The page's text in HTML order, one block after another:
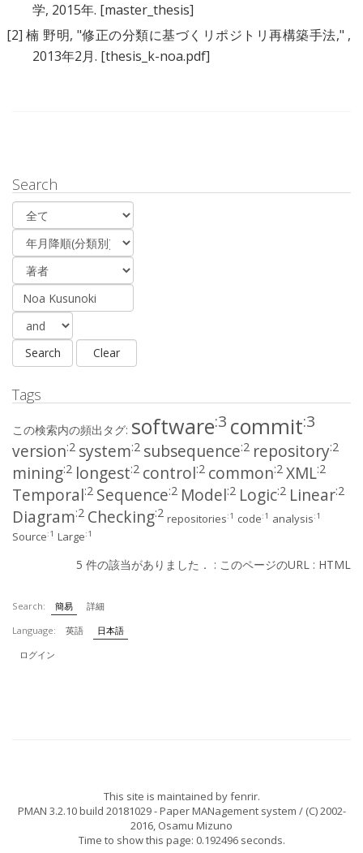
学, 2015年. [master_thesis]
[2] 楠 野明, "修正の分類に基づくリポジトリ再構築手法," ,
2013年2月. [thesis_k-noa.pdf]
Search
Tags
この検索内の頻出タグ: software:3 commit:3
version:2 system:2 subsequence:2 repository:2
mining:2 longest:2 control:2 common:2 XML:2
Temporal:2 Sequence:2 Model:2 Logic:2 Linear:2
Diagram:2 Checking:2 repositories:1 code:1 analysis:1
Source:1 Large:1
5 件の該当がありました． : このページのURL : HTML
Search: 簡易
詳細
Language:
英語
日本語
ログイン
This site is maintained byfenrir.
PMAN 3.2.10 build 20181029- Paper MANagement system / (C) 2002-
2016, Osamu Mizuno
Time to show this page: 0.192496 seconds.